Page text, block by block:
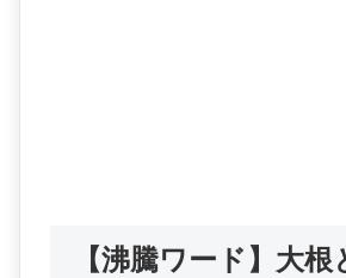
【沸騰ワード】大根